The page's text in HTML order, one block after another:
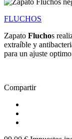
FLUCHOS
Zapato Fluchos
extraíble y
para un ajuste
Compartir